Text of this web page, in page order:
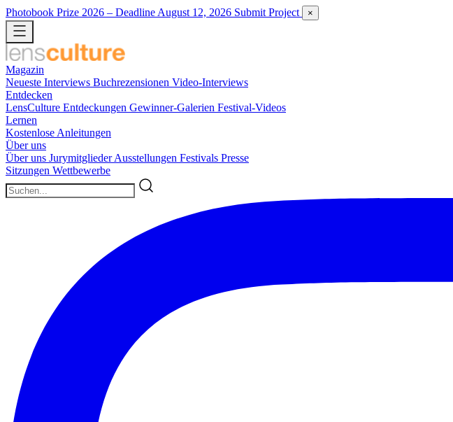
Photobook Prize 2026 – Deadline August 12, 2026 Submit Project ×
Magazin
Neueste Interviews Buchrezensionen Video-Interviews
Entdecken
LensCulture Entdeckungen Gewinner-Galerien Festival-Videos
Lernen
Kostenlose Anleitungen
Über uns
Über uns JurymitgliederAusstellungen Festivals Presse
Sitzungen Wettbewerbe